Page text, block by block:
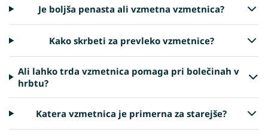
Je boljša penasta ali vzmetna vzmetnica?
Kako skrbeti za prevleko vzmetnice?
Ali lahko trda vzmetnica pomaga pri bolečinah v
hrbtu?
Katera vzmetnica je primerna za starejše?